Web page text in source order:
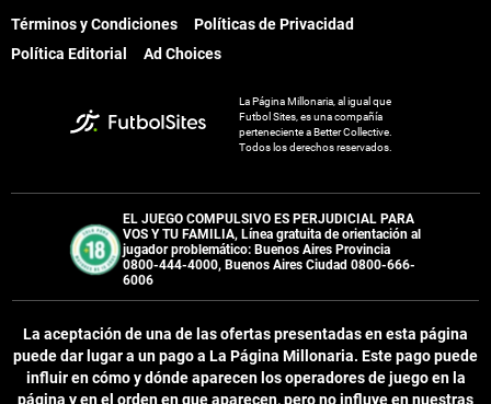
Términos y Condiciones
Políticas de Privacidad
Política Editorial
Ad Choices
La Página Millonaria, al igual que
Futbol Sites, es una compañía
perteneciente a Better Collective.
Todos los derechos reservados.
EL JUEGO COMPULSIVO ES PERJUDICIAL PARA
VOS Y TU FAMILIA, Línea gratuita de orientación al
jugador problemático: Buenos Aires Provincia
0800-444-4000, Buenos Aires Ciudad 0800-666-
6006
La aceptación de una de las ofertas presentadas en esta página
puede dar lugar a un pago a La Página Millonaria. Este pago puede
influir en cómo y dónde aparecen los operadores de juego en la
página y en el orden en que aparecen, pero no influye en nuestras